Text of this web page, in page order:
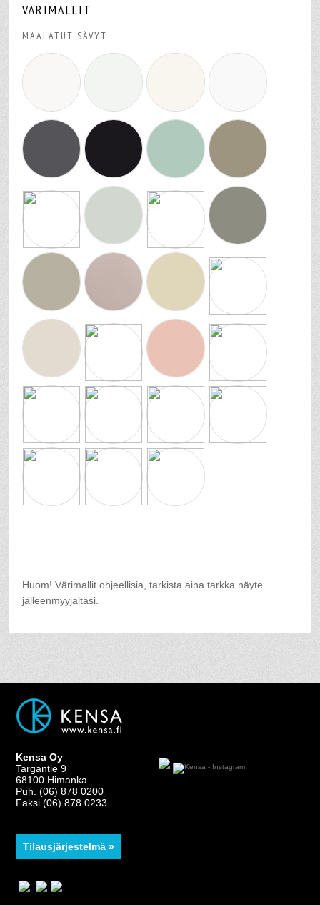
VÄRIMALLIT
MAALATUT SÄVYT
Huom! Värimallit ohjeellisia, tarkista aina tarkka näyte
jälleenmyyjältäsi.
Kensa Oy
Targantie 9
68100 Himanka
Puh. (06) 878 0200
Faksi (06) 878 0233
Tilausjärjestelmä »